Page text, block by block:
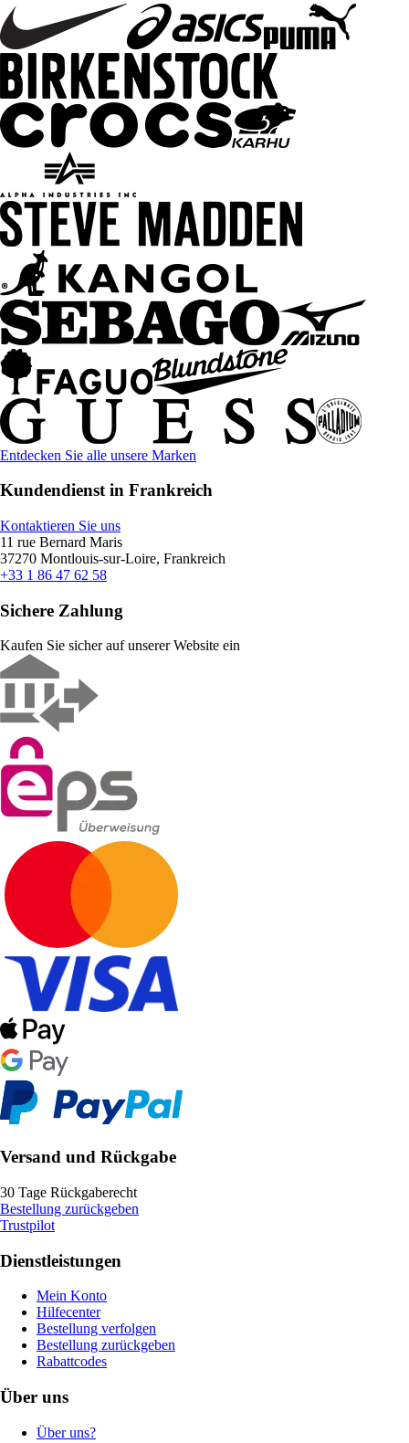
Entdecken Sie alle unsere Marken
Kundendienst in Frankreich
Kontaktieren Sie uns
11 rue Bernard Maris
37270 Montlouis-sur-Loire, Frankreich
+33 1 86 47 62 58
Sichere Zahlung
Kaufen Sie sicher auf unserer Website ein
Versand und Rückgabe
30 Tage Rückgaberecht
Bestellung zurückgeben
Trustpilot
Dienstleistungen
Mein Konto
Hilfecenter
Bestellung verfolgen
Bestellung zurückgeben
Rabattcodes
Über uns
Über uns?